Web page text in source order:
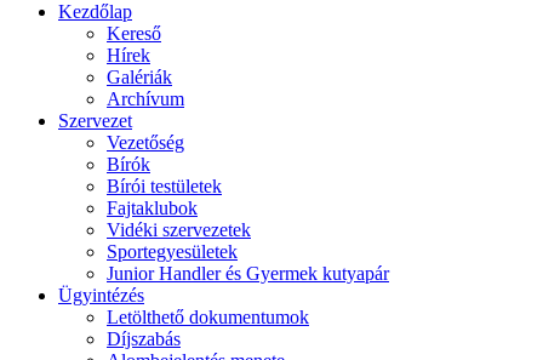
Kezdőlap
Kereső
Hírek
Galériák
Archívum
Szervezet
Vezetőség
Bírók
Bírói testületek
Fajtaklubok
Vidéki szervezetek
Sportegyesületek
Junior Handler és Gyermek kutyapár
Ügyintézés
Letölthető dokumentumok
Díjszabás